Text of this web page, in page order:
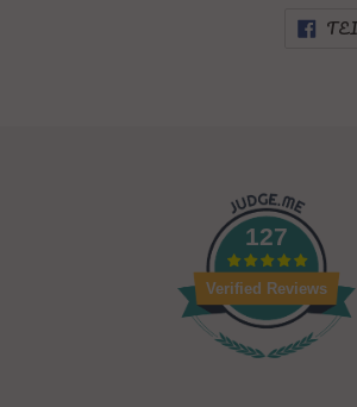
127
Verified Reviews